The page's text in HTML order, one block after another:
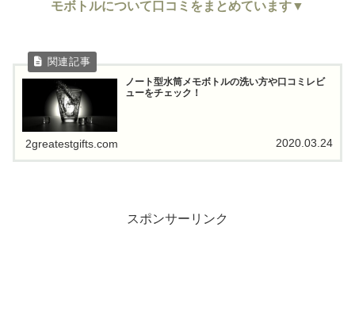
モボトルについて口コミをまとめています▼
ノート型水筒メモボトルの洗い方や口コミレビ
ューをチェック！
2greatestgifts.com 2020.03.24
スポンサーリンク